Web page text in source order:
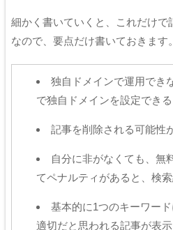
細かく書いていくと、これだけで
なので、要点だけ書いておきます。
独自ドメインで運用でき
で独自ドメインを設定でき
記事を削除される可能性
自分に非がなくても、無
てペナルティがあると、検
基本的に1つのキーワー
適切だと思われる記事が表